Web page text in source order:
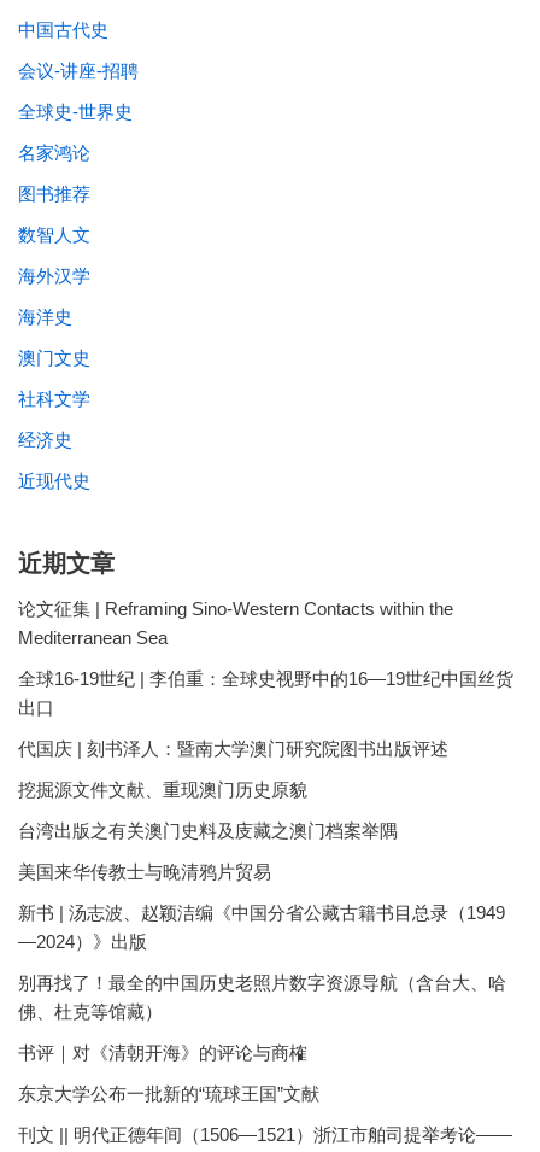
中国古代史
会议-讲座-招聘
全球史-世界史
名家鸿论
图书推荐
数智人文
海外汉学
海洋史
澳门文史
社科文学
经济史
近现代史
近期文章
论文征集 | Reframing Sino-Western Contacts within the
Mediterranean Sea
全球16-19世纪 | 李伯重：全球史视野中的16—19世纪中国丝货
出口
代国庆 | 刻书泽人：暨南大学澳门研究院图书出版评述
挖掘源文件文献、重现澳门历史原貌
台湾出版之有关澳门史料及庋藏之澳门档案举隅
美国来华传教士与晚清鸦片贸易
新书 | 汤志波、赵颖洁编《中国分省公藏古籍书目总录（1949
—2024）》出版
别再找了！最全的中国历史老照片数字资源导航（含台大、哈
佛、杜克等馆藏）
书评｜对《清朝开海》的评论与商榷
东京大学公布一批新的“琉球王国”文献
刊文 || 明代正德年间（1506—1521）浙江市舶司提举考论——